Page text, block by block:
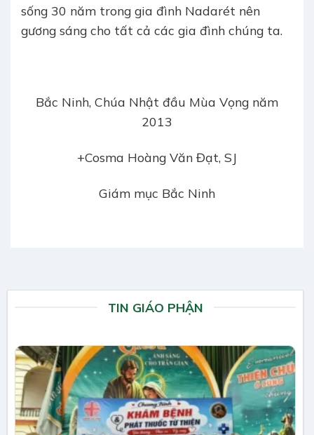
sống 30 năm trong gia đình Nadarét nên
gương sáng cho tất cả các gia đình chúng ta.
Bắc Ninh, Chúa Nhật đầu Mùa Vọng năm
2013
+Cosma Hoàng Văn Đạt, SJ
Giám mục Bắc Ninh
TIN GIÁO PHẬN